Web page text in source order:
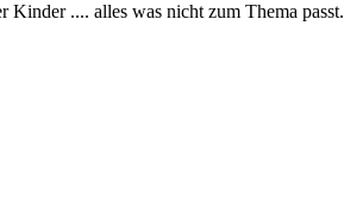
Kinder .... alles was nicht zum Thema passt.